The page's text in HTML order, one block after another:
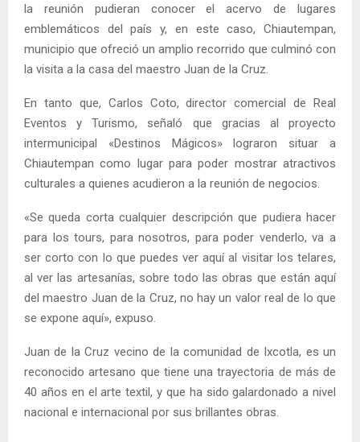
la reunión pudieran conocer el acervo de lugares
emblemáticos del país y, en este caso, Chiautempan,
municipio que ofreció un amplio recorrido que culminó con
la visita a la casa del maestro Juan de la Cruz.
En tanto que, Carlos Coto, director comercial de Real
Eventos y Turismo, señaló que gracias al proyecto
intermunicipal «Destinos Mágicos» lograron situar a
Chiautempan como lugar para poder mostrar atractivos
culturales a quienes acudieron a la reunión de negocios.
«Se queda corta cualquier descripción que pudiera hacer
para los tours, para nosotros, para poder venderlo, va a
ser corto con lo que puedes ver aquí al visitar los telares,
al ver las artesanías, sobre todo las obras que están aquí
del maestro Juan de la Cruz, no hay un valor real de lo que
se expone aquí», expuso.
Juan de la Cruz vecino de la comunidad de Ixcotla, es un
reconocido artesano que tiene una trayectoria de más de
40 años en el arte textil, y que ha sido galardonado a nivel
nacional e internacional por sus brillantes obras.